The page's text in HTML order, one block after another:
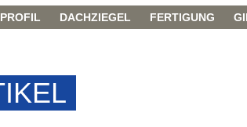
DACHZIEGEL FERTIGUNG